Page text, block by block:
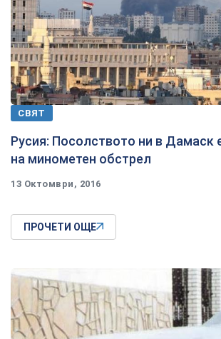
СВЯТ
Русия: Посолството ни в Дамаск
на минометен обстрел
13 Октомври, 2016
ПРОЧЕТИ ОЩЕ